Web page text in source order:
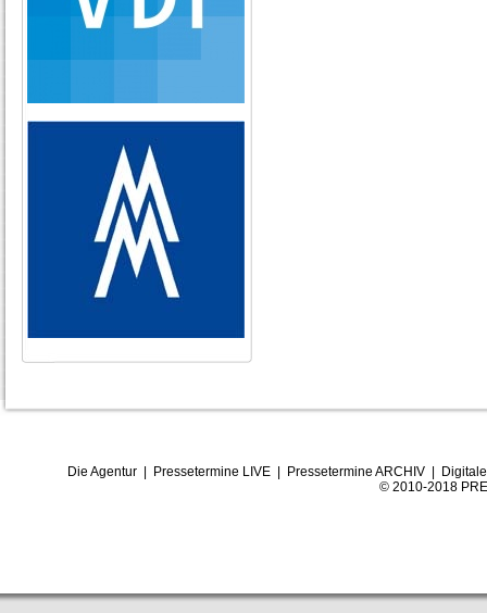
Die Agentur| Pressetermine LIVE| Pressetermine ARCHIV|
© 2010-2018